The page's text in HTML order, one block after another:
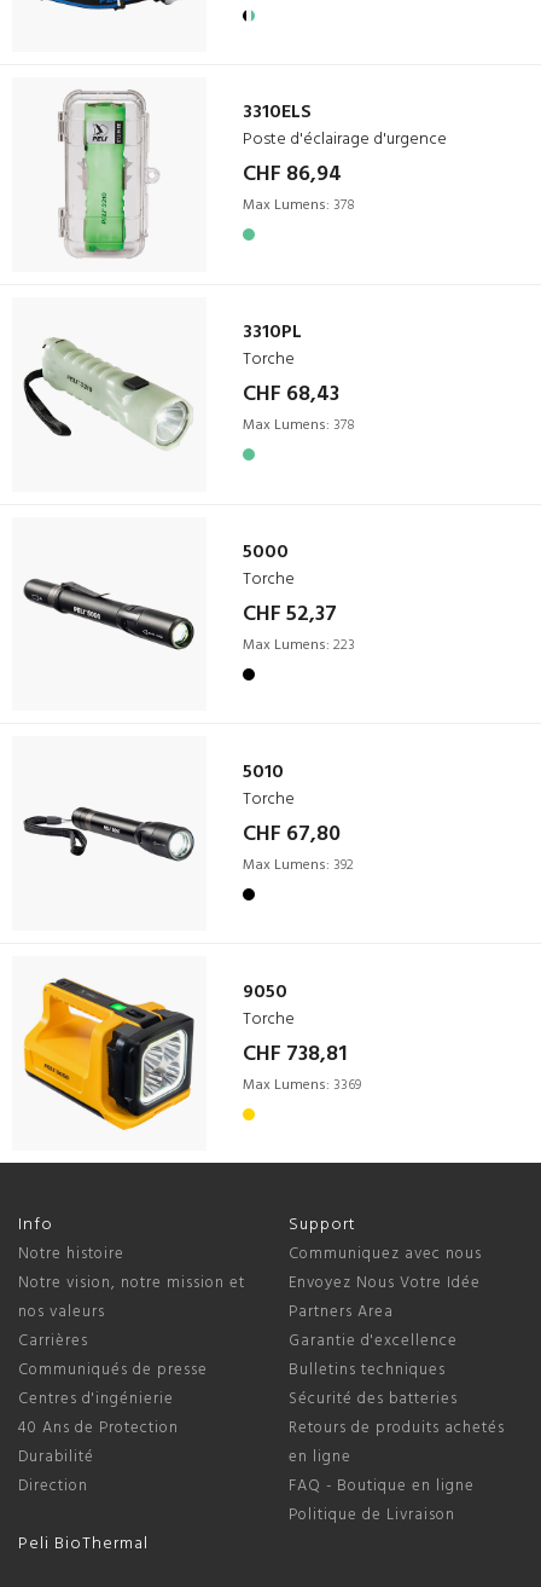
3310ELS
Poste d'éclairage d'urgence
CHF 86,94
Max Lumens: 378
3310PL
Torche
CHF 68,43
Max Lumens: 378
5000
Torche
CHF 52,37
Max Lumens: 223
5010
Torche
CHF 67,80
Max Lumens: 392
9050
Torche
CHF 738,81
Max Lumens: 3369
Info
Notre histoire
Notre vision, notre mission et
nos valeurs
Carrières
Communiqués de presse
Centres d'ingénierie
40 Ans de Protection
Durabilité
Direction
Peli BioThermal
Support
Communiquez avec nous
Envoyez Nous Votre Idée
Partners Area
Garantie d'excellence
Bulletins techniques
Sécurité des batteries
Retours de produits achetés
en ligne
FAQ - Boutique en ligne
Politique de Livraison